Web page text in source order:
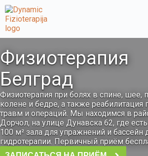
Физиотерапия
Белград
Физиотерапия при болях в спине, шее,
колене и бедре, а также реабилитация
травм и операций. Мы находимся в
Дорчол, на улице Дунавска 62, где
100 м² зала для упражнений и бассейн
гидротерапии. Первичный приём